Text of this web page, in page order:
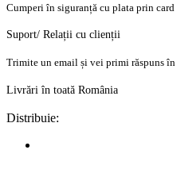
Cumperi în siguranță cu plata prin card
Suport/ Relații cu clienții
Trimite un email și vei primi răspuns
Livrări în toată România
Distribuie: